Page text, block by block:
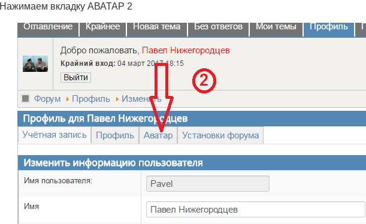
Нажимаем вкладку АВАТАР 2